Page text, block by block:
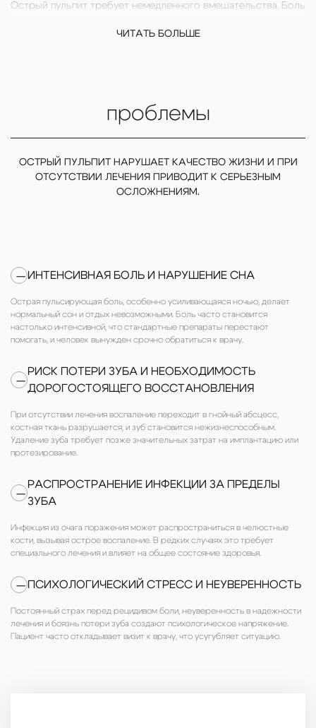
Острый пульпит требует немедленного вмешательства. Боль
или ухо. Пациент часто не может спать и работать.
ЧИТАТЬ БОЛЬШЕ
проблемы
ОСТРЫЙ ПУЛЬПИТ НАРУШАЕТ КАЧЕСТВО ЖИЗНИ И ПРИ
ОТСУТСТВИИ ЛЕЧЕНИЯ ПРИВОДИТ К СЕРЬЕЗНЫМ
ОСЛОЖНЕНИЯМ.
— ИНТЕНСИВНАЯ БОЛЬ И НАРУШЕНИЕ СНА
Острая пульсирующая боль, особенно усиливающаяся ночью, делает
нормальный сон и отдых невозможными. Боль часто становится
настолько интенсивной, что стандартные препараты перестают
помогать, и человек вынужден срочно обратиться к врачу.
—
РИСК ПОТЕРИ ЗУБА И НЕОБХОДИМОСТЬ
ДОРОГОСТОЯЩЕГО ВОССТАНОВЛЕНИЯ
При отсутствии лечения воспаление переходит в гнойный абсцесс,
костная ткань разрушается, и зуб становится нежизнеспособным.
Удаление зуба требует позже значительных затрат на имплантацию или
протезирование.
—
РАСПРОСТРАНЕНИЕ ИНФЕКЦИИ ЗА ПРЕДЕЛЫ
ЗУБА
Инфекция из очага поражения может распространиться в челюстные
кости, вызывая острое воспаление. В редких случаях это требует
специального лечения и влияет на общее состояние здоровья.
— ПСИХОЛОГИЧЕСКИЙ СТРЕСС И НЕУВЕРЕННОСТЬ
Постоянный страх перед рецидивом боли, неуверенность в надежности
лечения и боязнь потери зуба создают психологическое напряжение.
Пациент часто откладывает визит к врачу, что усугубляет ситуацию.